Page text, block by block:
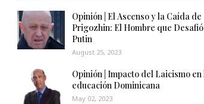
Opinión | El Ascenso y la Caída de
Prigozhin: El Hombre que
Putin
August 25, 2023
Opinión | Impacto del Laicismo en
educación Dominicana
May 02, 2023